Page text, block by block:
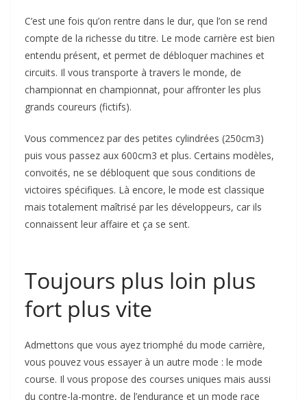
C’est une fois qu’on rentre dans le dur, que l’on se rend
compte de la richesse du titre. Le mode carrière est bien
entendu présent, et permet de débloquer machines et
circuits. Il vous transporte à travers le monde, de
championnat en championnat, pour affronter les plus
grands coureurs (fictifs).
Vous commencez par des petites cylindrées (250cm3)
puis vous passez aux 600cm3 et plus. Certains modèles,
convoités, ne se débloquent que sous conditions de
victoires spécifiques. Là encore, le mode est classique
mais totalement maîtrisé par les développeurs, car ils
connaissent leur affaire et ça se sent.
Toujours plus loin plus
fort plus vite
Admettons que vous ayez triomphé du mode carrière,
vous pouvez vous essayer à un autre mode : le mode
course. Il vous propose des courses uniques mais aussi
du contre-la-montre, de l’endurance et un mode race